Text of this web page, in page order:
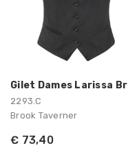
2293.C
Brook Taverner
€ 73,40